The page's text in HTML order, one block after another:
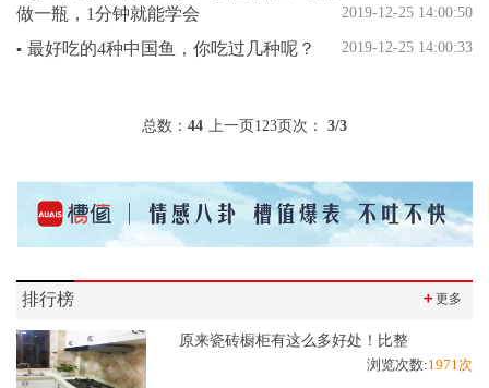
做一瓶，1分钟就能学会
2019-12-25 14:00:50
▪ 最好吃的4种中国鱼，你吃过几种呢？ 2019-12-25 14:00:33
总数： 44 上一页123页次： 3/3
排行榜 ＋更多
原来瓷砖橱柜有这么多好处！比整
浏览次数:1971次